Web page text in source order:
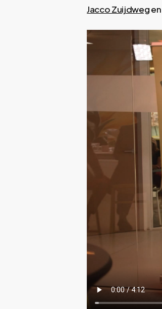
Jacco Zuijdwegen